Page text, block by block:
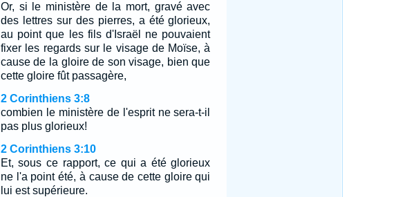
Or, si le ministère de la mort, gravé avec
des lettres sur des pierres, a été glorieux,
au point que les fils d'Israël ne pouvaient
fixer les regards sur le visage de Moïse, à
cause de la gloire de son visage, bien que
cette gloire fût passagère,
2 Corinthiens 3:8
combien le ministère de l'esprit ne sera-t-il
pas plus glorieux!
2 Corinthiens 3:10
Et, sous ce rapport, ce qui a été glorieux
ne l'a point été, à cause de cette gloire qui
lui est supérieure.